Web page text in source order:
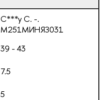
С***у С. -.
М251МИНЯЗ031
39 - 43
7.5
5